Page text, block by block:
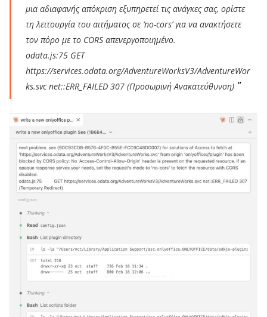
μια αδιαφανής απόκριση εξυπηρετεί τις ανάγκες σας, ορίστε
τη λειτουργία του αιτήματος σε ‘no-cors’ για να ανακτήσετε
τον πόρο με το CORS απενεργοποιημένο.
odata.js:75 GET
https://services.odata.org/AdventureWorksV3/AdventureWor
ks.svc net::ERR_FAILED 307 (Προσωρινή Ανακατεύθυνση)